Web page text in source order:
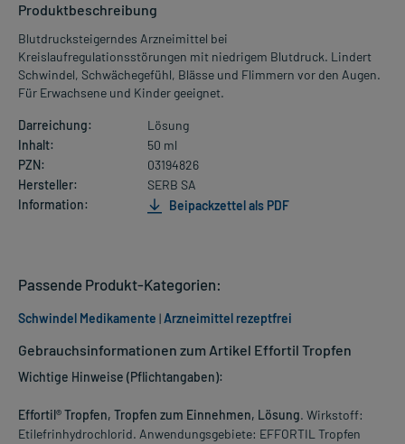
Produktbeschreibung
Blutdrucksteigerndes Arzneimittel bei
Kreislaufregulationsstörungen mit niedrigem Blutdruck. Lindert
Schwindel, Schwächegefühl, Blässe und Flimmern vor den Augen.
Für Erwachsene und Kinder geeignet.
Darreichung:
Lösung
Inhalt:
50 ml
PZN:
03194826
Hersteller:
SERB SA
Information:
Beipackzettel als PDF
Gebrauchsinformationen zum Artikel Effortil Tropfen
Wichtige Hinweise (Pflichtangaben):
Effortil® Tropfen, Tropfen zum Einnehmen, Lösung. Wirkstoff:
Etilefrinhydrochlorid. Anwendungsgebiete: EFFORTIL Tropfen
Passende Produkt-Kategorien:
Schwindel Medikamente |Arzneimittel rezeptfrei